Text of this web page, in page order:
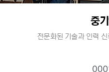
중
전문화된 기술과 인력